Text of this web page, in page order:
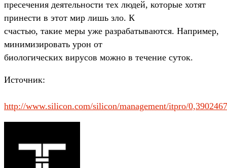
пресечения деятельности тех людей, которые хотят
принести в этот мир лишь зло. К
счастью, такие меры уже разрабатываются. Например,
минимизировать урон от
биологических вирусов можно в течение суток.
Источник:
http://www.silicon.com/silicon/management/itpro/